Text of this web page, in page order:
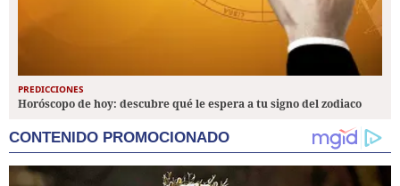
PREDICCIONES
Horóscopo de hoy: descubre qué le espera a tu signo del zodiaco
CONTENIDO PROMOCIONADO